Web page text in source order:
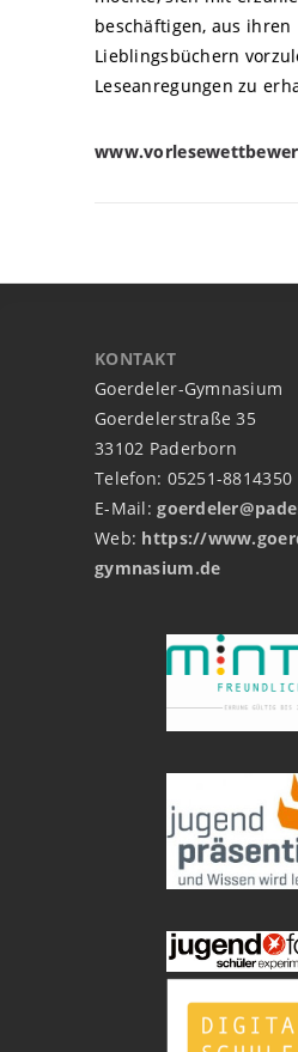
beschäftigen, aus ihren
Lieblingsbüchern
Leseanregungen zu
KONTAKT
Goerdeler-Gymnasium
Goerdelerstraße 35
33102 Paderborn
Telefon: 05251-8814350
E-Mail:
Web: https://
gymnasium.de